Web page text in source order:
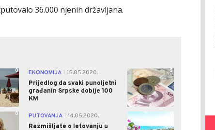
36.000 njenih državljana.
0 EKONOMIJA
15.05.2020.
Prijedlog da svaki punoljetni
građanin Srpske dobije 100
KM
5
0 PUTOVANJA
14.05.2020.
Razmišljate o letovanju u